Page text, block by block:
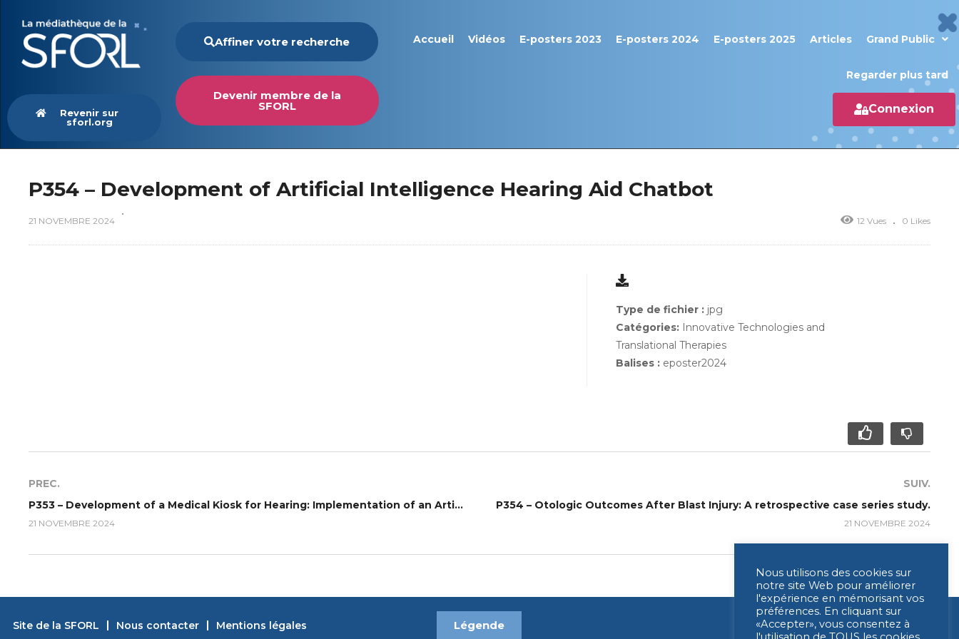
Revenir sur
sforl.org
Affiner votre recherche
Devenir membre de la
SFORL
Accueil Vidéos E-posters 2023 E-posters 2024 E-posters 2025 Articles Grand Public
Regarder plus tard
Connexion
P354 – Development of Artificial Intelligence Hearing Aid Chatbot
21 NOVEMBRE 2024 12 Vues 0 Likes
Type de fichier : jpg
Catégories: Innovative Technologies and
Translational Therapies
Balises : eposter2024
PREC.
P353 – Development of a Medical Kiosk for Hearing: Implementation of an Artificial Intelligence-Based Early Diagnosis System for Hearing Loss
21 NOVEMBRE 2024
SUIV.
P354 – Otologic Outcomes After Blast Injury: A retrospective case series study.
21 NOVEMBRE 2024
Site de la SFORL Nous contacter Mentions légales Légende
Nous utilisons des cookies sur
notre site Web pour améliorer
l'expérience en mémorisant vos
préférences. En cliquant sur
«Accepter», vous consentez à